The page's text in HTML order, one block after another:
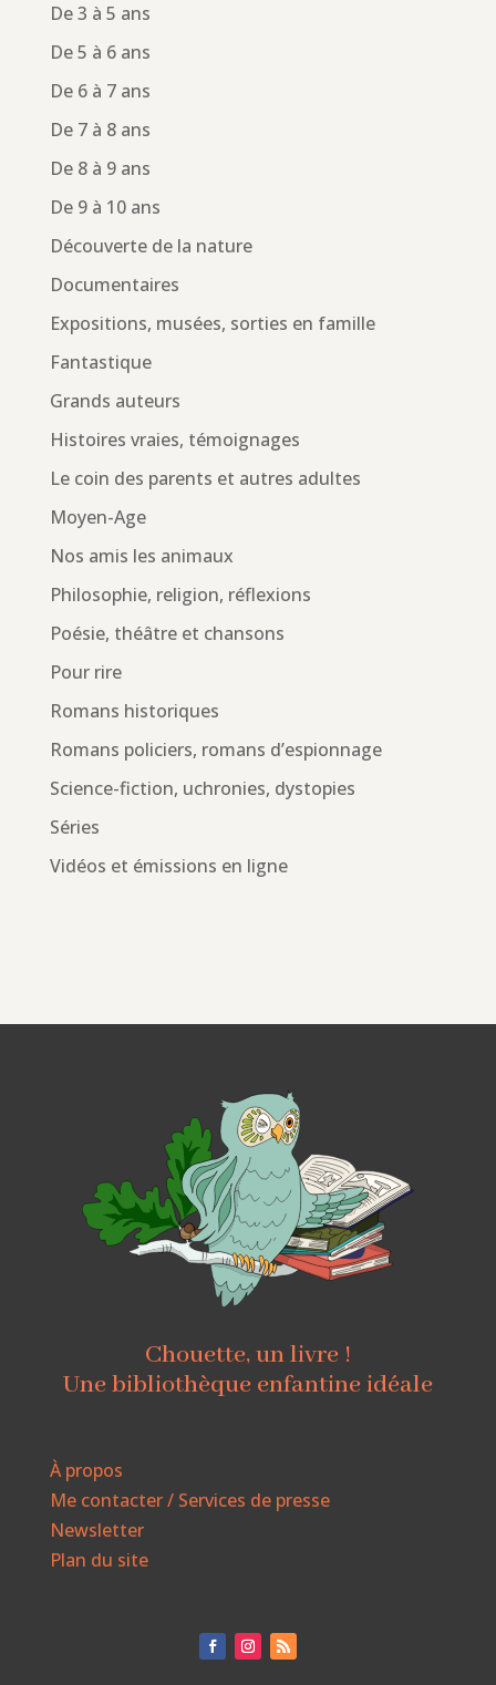
De 3 à 5 ans
De 5 à 6 ans
De 6 à 7 ans
De 7 à 8 ans
De 8 à 9 ans
De 9 à 10 ans
Découverte de la nature
Documentaires
Expositions, musées, sorties en famille
Fantastique
Grands auteurs
Histoires vraies, témoignages
Le coin des parents et autres adultes
Moyen-Age
Nos amis les animaux
Philosophie, religion, réflexions
Poésie, théâtre et chansons
Pour rire
Romans historiques
Romans policiers, romans d’espionnage
Science-fiction, uchronies, dystopies
Séries
Vidéos et émissions en ligne
Chouette, un livre !
Une bibliothèque enfantine idéale
À propos
Me contacter / Services de presse
Newsletter
Plan du site